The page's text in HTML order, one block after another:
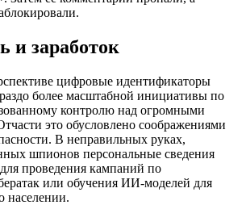
и заработок
цифровые идентификаторы
более масштабной инициативы по
контролю над огромными
это обусловлено соображениями
В неправильных руках,
шпионов персональные сведения
проведения кампаний по
или обучения ИИ-моделей для
населении.